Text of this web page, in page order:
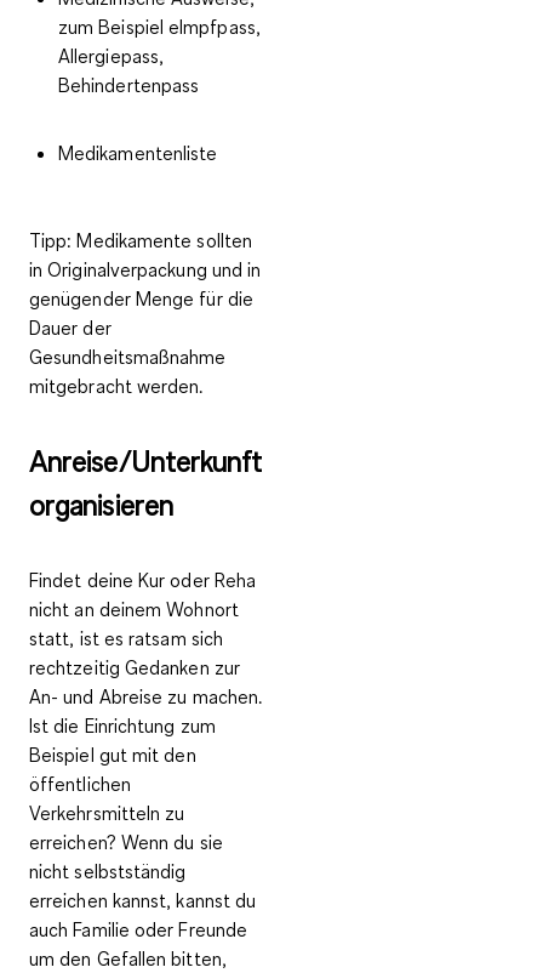
zum Beispiel eImpfpass,
Allergiepass,
Behindertenpass
Medikamentenliste
Tipp: Medikamente sollten
in Originalverpackung und in
genügender Menge für die
Dauer der
Gesundheitsmaßnahme
mitgebracht werden.
Anreise/Unterkunft
organisieren
Findet deine Kur oder Reha
nicht an deinem Wohnort
statt, ist es ratsam sich
rechtzeitig Gedanken zur
An- und Abreise zu machen.
Ist die Einrichtung zum
Beispiel gut mit den
öffentlichen
Verkehrsmitteln zu
erreichen? Wenn du sie
nicht selbstständig
erreichen kannst, kannst du
auch Familie oder Freunde
um den Gefallen bitten,